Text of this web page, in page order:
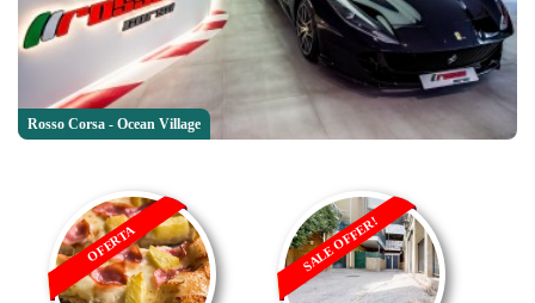
Rosso Corsa - Ocean Village
OFERTA SALE OFFER!